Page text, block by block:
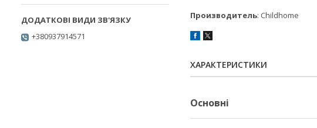
Производитель: Childhome
ХАРАКТЕРИСТИКИ
Основні
+380937914571